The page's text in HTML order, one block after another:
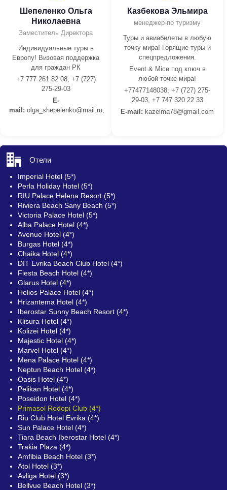
Шепеленко Ольга
Николаевна
Заместитель Директора
Индивидуальные туры в
Европу! Визовая поддержка
для граждан РК
+7 777 261 82 08; +7 (727)
275-29-03
E-
mail: olga_shepelenko@mail.ru,
Казбекова Эльмира
менеджер-по туризму
Туры и авиабилеты в любую
точку мира! Горящие туры и
спецпредложения.
Event & Mice под ключ в
любой точке мира!
+77477148038; +7 (727) 275-
29-03, +7 747 320 22 33
E-mail: kazelma78@gmail.com
Отели
Imperial Hotel (5*)
Perla Holiday Hotel (5*)
RIU Palace Helena Resort (5*)
Riviera Beach Sany Beach (5*)
Victoria Palace Hotel (5*)
Alba Palace Hotel (4*)
Avenue Hotel (4*)
Burgas Hotel (4*)
Chaika Hotel (4*)
DIT Evrika Beach Club Hotel (4*)
Fiesta Beach Hotel (4*)
Glarus Hotel (4*)
Helios Palace Hotel (4*)
Hrizantema Hotel (4*)
Iberostar Sunny Beach Resort (4*)
Klisura Hotel (4*)
Kolizei Hotel (4*)
Majestic Hotel (4*)
Marvel Hotel (4*)
Mena Palace Hotel (4*)
Neptun Beach Hotel (4*)
Oasis Hotel (4*)
Pelikan Hotel (4*)
Poseidon Hotel (4*)
Primasol Rodopi Club (4*)
Riu Club Hotel Evrika (4*)
Sun Palace Hotel (4*)
Tiara Beach Iberostar Hotel (4*)
Trakia Plaza (4*)
Amfibia Beach Hotel (3*)
Atol Hotel (3*)
Avliga Hotel (3*)
Bellvue Beach Hotel (3*)